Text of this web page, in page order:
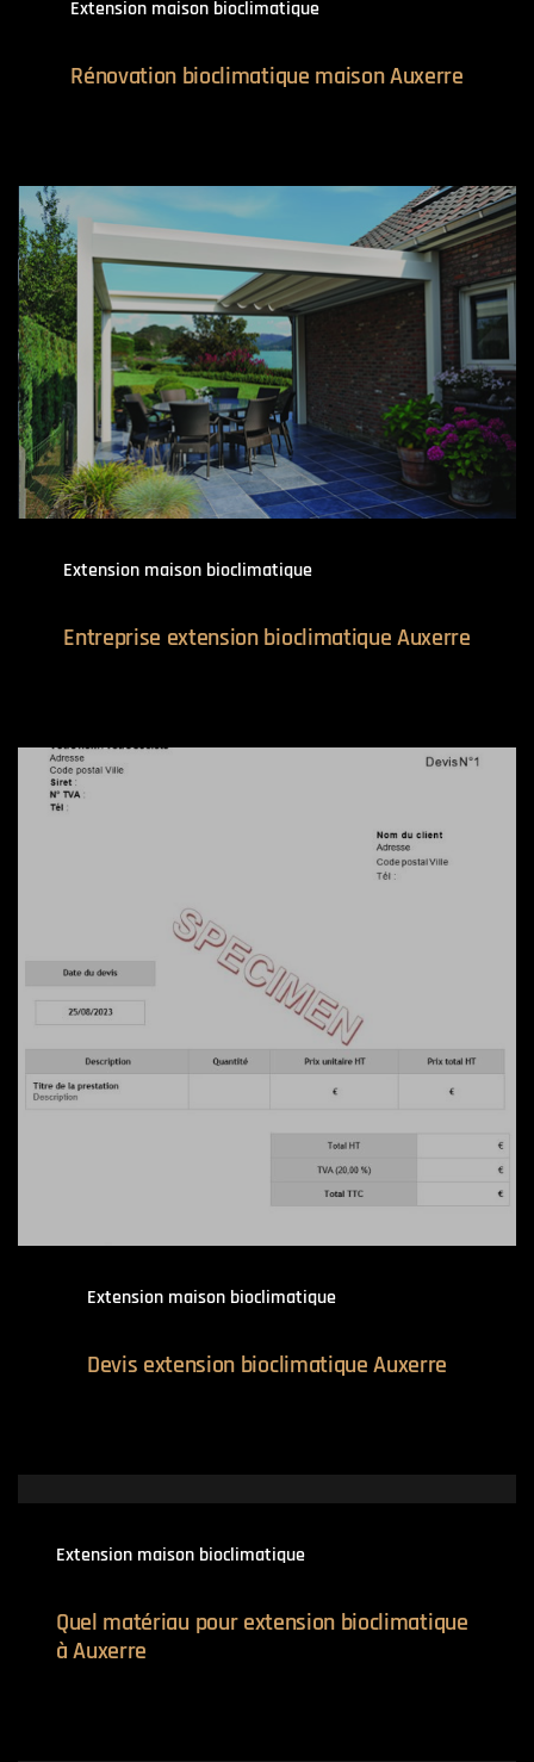
Extension maison bioclimatique
Rénovation bioclimatique maison Auxerre
Extension maison bioclimatique
Entreprise extension bioclimatique Auxerre
Extension maison bioclimatique
Devis extension bioclimatique Auxerre
Extension maison bioclimatique
Quel matériau pour extension bioclimatique
à Auxerre